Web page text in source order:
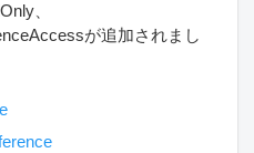
、
が追加されまし